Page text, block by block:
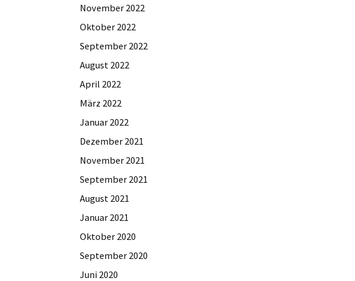
November 2022
Oktober 2022
September 2022
August 2022
April 2022
März 2022
Januar 2022
Dezember 2021
November 2021
September 2021
August 2021
Januar 2021
Oktober 2020
September 2020
Juni 2020